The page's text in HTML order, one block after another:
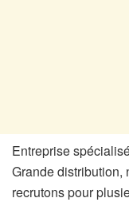
Entreprise
Grande distribution,
recrutons pour